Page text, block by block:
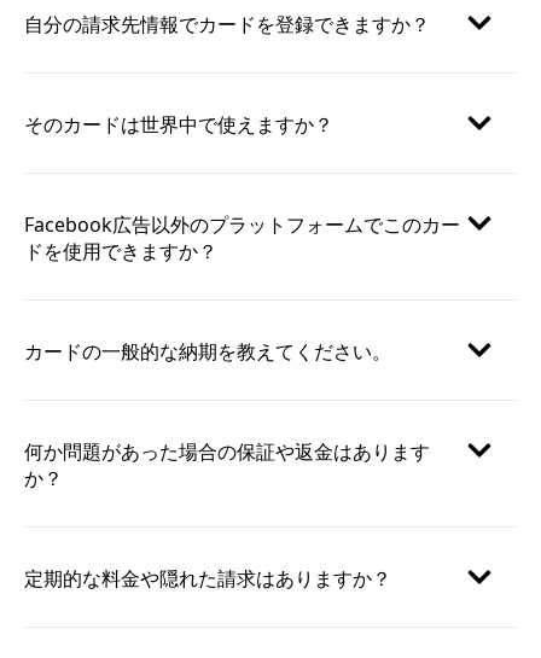
自分の請求先情報でカードを登録できますか？
そのカードは世界中で使えますか？
Facebook広告以外のプラットフォームでこのカー
ドを使用できますか？
カードの一般的な納期を教えてください。
何か問題があった場合の保証や返金はあります
か？
定期的な料金や隠れた請求はありますか？